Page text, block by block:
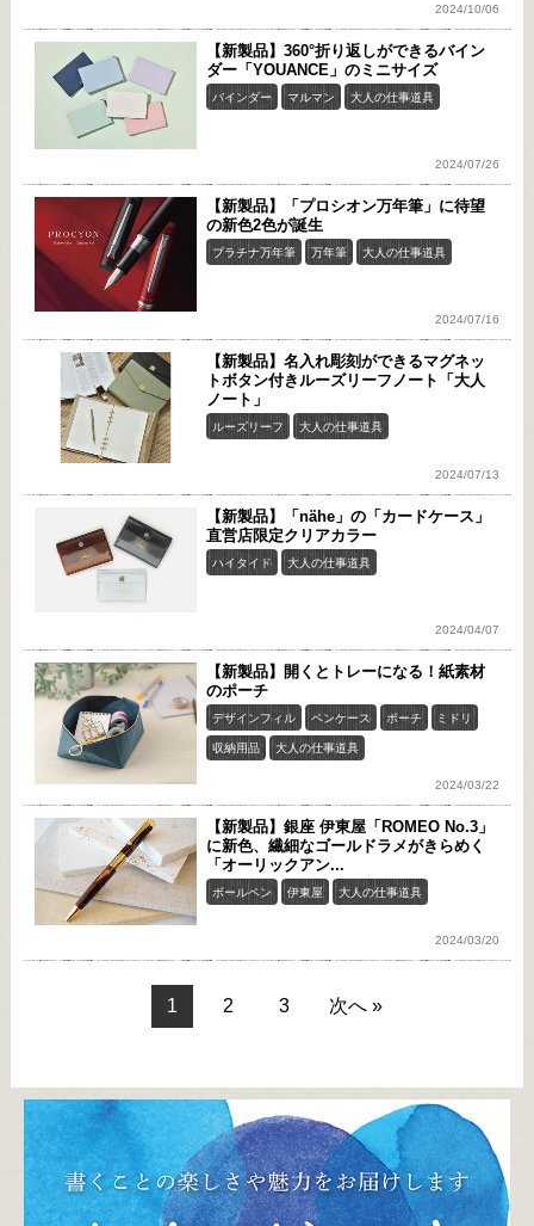
2024/10/06
【新製品】360°折り返しができるバイン
ダー「YOUANCE」のミニサイズ
バインダー マルマン 大人の仕事道具
2024/07/26
【新製品】「プロシオン万年筆」に待望
の新色2色が誕生
プラチナ万年筆 万年筆 大人の仕事道具
2024/07/16
【新製品】名入れ彫刻ができるマグネッ
トボタン付きルーズリーフノート「大人
ノート」
ルーズリーフ 大人の仕事道具
2024/07/13
【新製品】「nähe」の「カードケース」
直営店限定クリアカラー
ハイタイド 大人の仕事道具
2024/04/07
【新製品】開くとトレーになる！紙素材
のポーチ
デザインフィル ペンケース ポーチ ミドリ
収納用品 大人の仕事道具
2024/03/22
【新製品】銀座 伊東屋「ROMEO No.3」
に新色、繊細なゴールドラメがきらめく
「オーリックアン...
ボールペン 伊東屋 大人の仕事道具
2024/03/20
1 2 3 次へ »